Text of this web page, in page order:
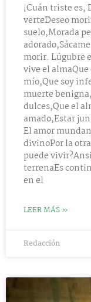
¡Cuán triste
verteDeseo
suelo,Morada
morir. Lúgubre
vive el
mío,Que soy
muerte
dulces,Que el
amado,Estar
El amor
divinoPor la
puede
terrenaEs
en el
LEER MÁS »
Redacción